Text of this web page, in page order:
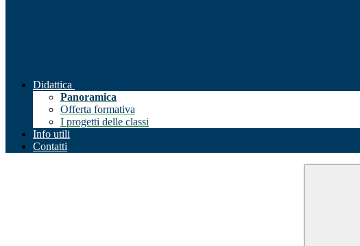
Didattica
Panoramica
Offerta formativa
I progetti delle classi
Info utili
Contatti